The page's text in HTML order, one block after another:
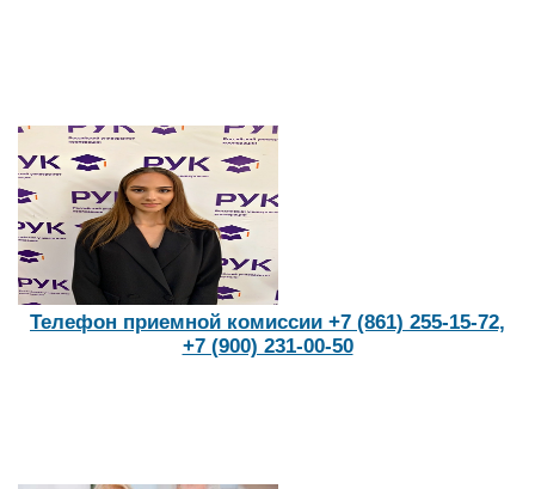
Телефон приемной комиссии +7 (861) 255-15-72,
+7 (900) 231-00-50